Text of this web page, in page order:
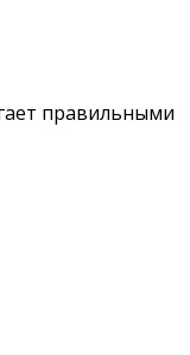
правильными